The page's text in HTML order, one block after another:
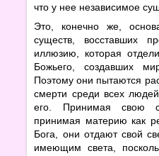
что у нее независимое
Это, конечно же,
существ, восставших
иллюзию, которая
Божьего, создавших
Поэтому они пытаются
смерти среди всех
его. Принимая свою
принимая материю как
Бога, они отдают свой
имеющим света,